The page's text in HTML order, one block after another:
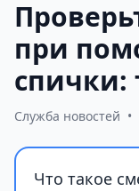
при
спички:
Служба новостей •
Что такое